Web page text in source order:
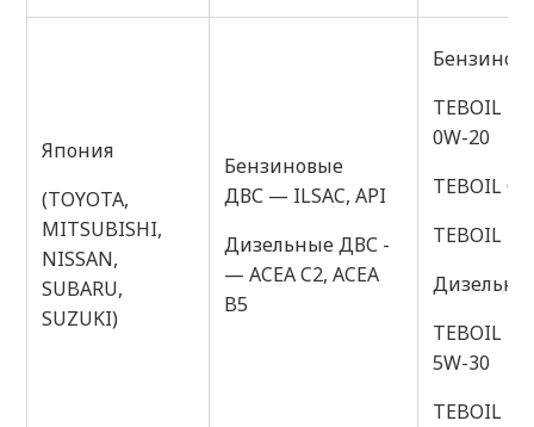
Япония
(TOYOTA,
MITSUBISHI,
NISSAN,
SUBARU,
SUZUKI)
Бензиновые
ДВС — ILSAC, API
Дизельные ДВС -
— ACEA C2, ACEA
B5
TEBOIL
0W-20
TEBOIL
TEBOIL
TEBOIL
5W-30
TEBOIL